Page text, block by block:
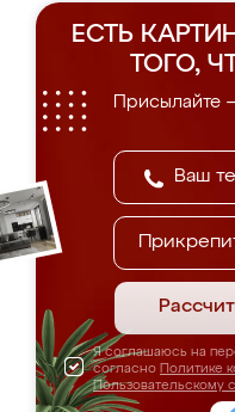
ЕСТЬ
ТОГО,
Присылайте
Я соглашаюсь на
согласно Политике
Пользовательскому